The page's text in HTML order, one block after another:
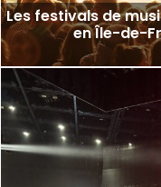
Les festivals de
en Île-de-